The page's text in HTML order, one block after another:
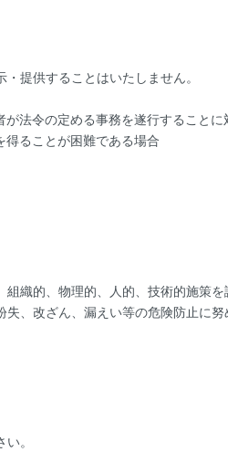
提供することはいたしません。
法令の定める事務を遂行すること
ることが困難である場合
織的、物理的、人的、技術的施策
、改ざん、漏えい等の危険防止に努
。